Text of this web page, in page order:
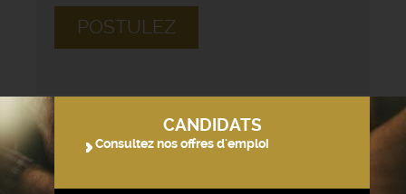
POSTULEZ
CANDIDATS
Consultez nos offres d'emploi